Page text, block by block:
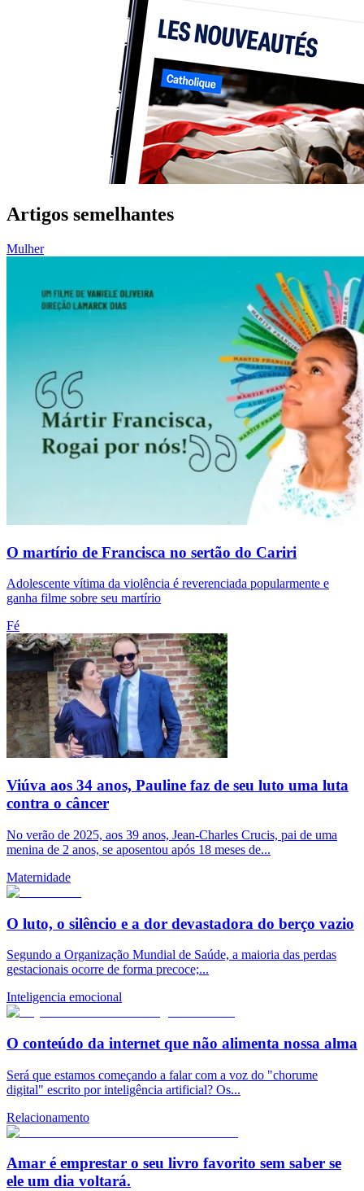
Artigos semelhantes
Mulher
O martírio de Francisca no sertão do Cariri
Adolescente vítima da violência é reverenciada popularmente e
ganha filme sobre seu martírio
Fé
Viúva aos 34 anos, Pauline faz de seu luto uma luta
contra o câncer
No verão de 2025, aos 39 anos, Jean-Charles Crucis, pai de uma
menina de 2 anos, se aposentou após 18 meses de...
Maternidade
O luto, o silêncio e a dor devastadora do berço vazio
Segundo a Organização Mundial de Saúde, a maioria das perdas
gestacionais ocorre de forma precoce;...
Inteligencia emocional
O conteúdo da internet que não alimenta nossa alma
Será que estamos começando a falar com a voz do "chorume
digital" escrito por inteligência artificial? Os...
Relacionamento
Amar é emprestar o seu livro favorito sem saber se
ele um dia voltará.